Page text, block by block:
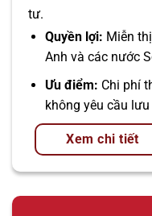
tư.
Quyền lợi: Miễn
Anh và các nước
Ưu điểm: Chi phí
không yêu cầu lưu
Xem chi tiết